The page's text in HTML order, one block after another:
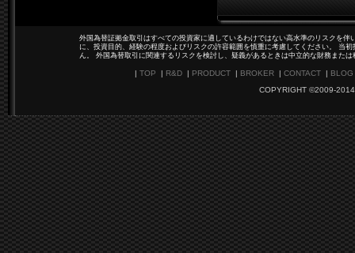
外国為替証拠金取引はすべての投資家に適しているわけではない高水準のリスクを
に、投資目的、経験の程度およびリスクの許容範囲を慎重に考慮してください。 当
ん。 外国為替取引に関連するリスクを検討し、疑義があるときは中立的な財務また
| TOP | R&D| PRODUCT| BROKER| CONTACT| BLOG
COPYRIGHT ©2009-